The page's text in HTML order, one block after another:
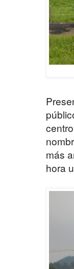
más
hora